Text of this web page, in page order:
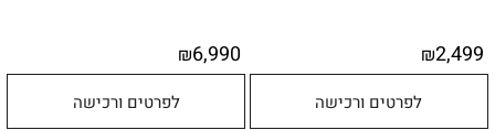
₪2,499
לפרטים ורכישה
₪6,990
לפרטים ורכישה